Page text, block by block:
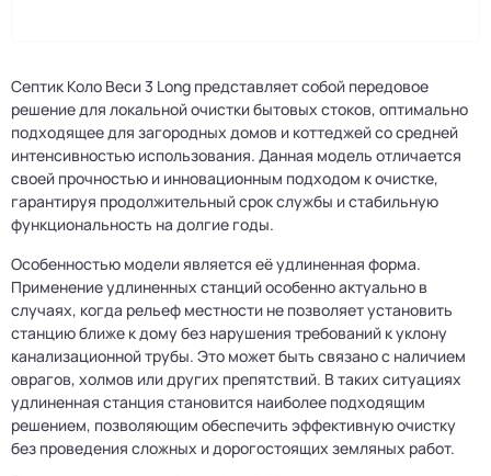
Септик Коло Веси 3 Long представляет собой передовое
решение для локальной очистки бытовых стоков, оптимально
подходящее для загородных домов и коттеджей со средней
интенсивностью использования. Данная модель отличается
своей прочностью и инновационным подходом к очистке,
гарантируя продолжительный срок службы и стабильную
функциональность на долгие годы.
Особенностью модели является её удлиненная форма.
Применение удлиненных станций особенно актуально в
случаях, когда рельеф местности не позволяет установить
станцию ближе к дому без нарушения требований к уклону
канализационной трубы. Это может быть связано с наличием
оврагов, холмов или других препятствий. В таких ситуациях
удлиненная станция становится наиболее подходящим
решением, позволяющим обеспечить эффективную очистку
без проведения сложных и дорогостоящих земляных работ.